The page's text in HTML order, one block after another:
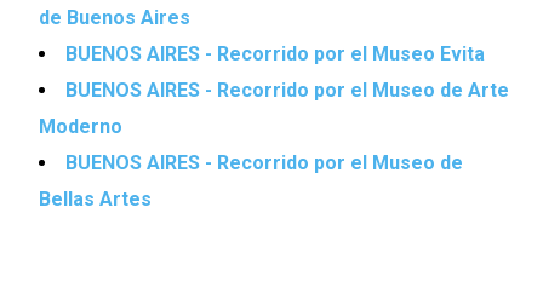
de Buenos Aires
BUENOS AIRES - Recorrido por el Museo Evita
BUENOS AIRES - Recorrido por el Museo de Arte
Moderno
BUENOS AIRES - Recorrido por el Museo de
Bellas Artes